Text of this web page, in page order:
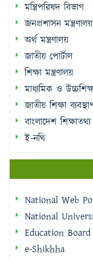
মন্ত্রিপরিষদ বিভাগ
জনপ্রশাসন মন্ত্রণালয়
অর্থ মন্ত্রণালয়
জাতীয় পোর্টাল
শিক্ষা মন্ত্রণালয়
মাধ্যমিক ও
জাতীয় শিক্ষা
বাংলাদেশ
ই-নথি
National Web
National
Education Board
e-Shikhha